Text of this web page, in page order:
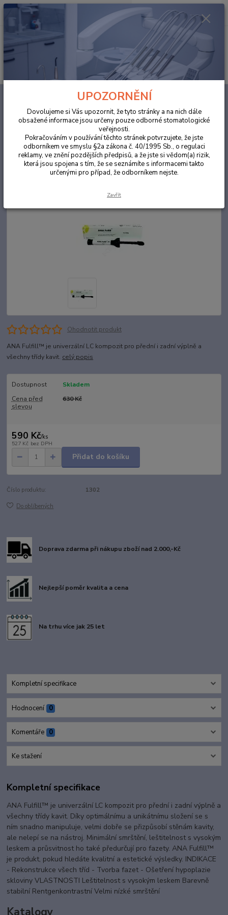
Hledat
za 0,00 Kč
ANA Fulfill™ 4,5g A2 světlem tuhnoucí,
ANA Fulfill™ 4,5g A2 světlem
tuhnoucí, rentgenkontrastní
univerzální výplňový kompozit
Ohodnotit produkt
ANA Fulfill™ je univerzální LC kompozit pro přední i zadní výplně a
všechny třídy kavit. celý popis
Dostupnost
Skladem
Cena před
slevou
630 Kč
590 Kč/ks
527 Kč bez DPH
Přidat do košíku
Číslo produktu: 1302
Do oblíbených
Doprava zdarma při nákupu zboží nad 2.000,-Kč
Nejlepší poměr kvalita a cena
Na trhu více jak 25 let
Kompletní specifikace
Hodnocení 0
Komentáře 0
Ke stažení
Kompletní specifikace
ANA Fulfill™ je univerzální LC kompozit pro přední i zadní výplně a
všechny třídy kavit. Díky optimálnímu a unikátnímu složení se s
ním snadno manipuluje, velmi dobře se přizpůsobí stěnám kavity,
ale nelepí se na nástroj. Minimální smrštění, leštitelnost s vysokým
leskem a průsvitnost ho také předurčují pro fazety. ANA Fulfill™
je produkt, pokud hledáte kvalitní a estetické výsledky. INDIKACE
- Rekonstrukce všech tříd - Tvorba fazet - Ošetření hypoplazie
skloviny VLASTNOSTI Leštitelnost s vysokým leskem Barevně
stabilní Rentgenkontrastní Velmi nízké smrštění
Katalogy
UPOZORNĚNÍ
Dovolujeme si Vás upozornit, že tyto stránky a na nich dále
obsažené informace jsou určeny pouze odborné stomatologické
veřejnosti.
Pokračováním v používání těchto stránek potvrzujete, že jste
odborníkem ve smyslu §2a zákona č. 40/1995 Sb., o regulaci
reklamy, ve znění pozdějších předpisů, a že jste si vědom(a) rizik,
která jsou spojena s tím, že se seznámíte s informacemi takto
určenými pro případ, že odborníkem nejste.
Zavřít